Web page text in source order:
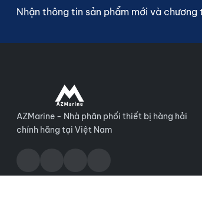
Nhận thông tin sản phẩm mới và chương
AZMarine - Nhà phân phối thiết bị hàng hải
chính hãng tại Việt Nam